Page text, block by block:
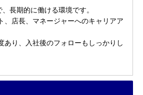
長期的に働ける環境です。
、店長、マネージャーへのキャリアア
あり、入社後のフォローもしっかりし